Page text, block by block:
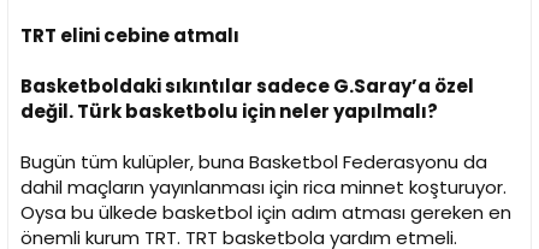
TRT elini cebine atmalı
Basketboldaki sıkıntılar sadece G.Saray’a özel
değil. Türk basketbolu için neler yapılmalı?
Bugün tüm kulüpler, buna Basketbol Federasyonu da
dahil maçların yayınlanması için rica minnet koşturuyor.
Oysa bu ülkede basketbol için adım atması gereken en
önemli kurum TRT. TRT basketbola yardım etmeli.